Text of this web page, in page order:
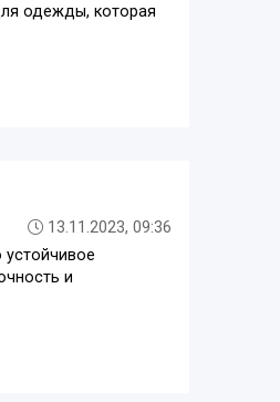
одежды, которая
13.11.2023, 09:36
устойчивое
и